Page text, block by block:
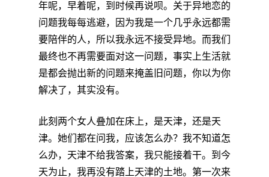
年呢，早着呢，到时候再说呗。关于异地恋的
问题我每每逃避，因为我是一个几乎永远都需
要陪伴的人，所以我永远不接受异地。而我们
最终也不再需要面对这一问题，事实上生活就
是都会抛出新的问题来掩盖旧问题，你以为你
解决了，其实没有。
此刻两个女人叠加在床上，是天津，还是天
津。她们都在问我，应该怎么办？我不知道怎
么办，天津不给我答案，我只能接着干。到今
天为止，我再没有踏上天津的土地。第一次来